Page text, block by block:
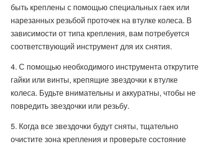
быть креплены с помощью специальных гаек или
нарезанных резьбой проточек на втулке колеса. В
зависимости от типа крепления, вам потребуется
соответствующий инструмент для их снятия.
4. С помощью необходимого инструмента открутите
гайки или винты, крепящие звездочки к втулке
колеса. Будьте внимательны и аккуратны, чтобы не
повредить звездочки или резьбу.
5. Когда все звездочки будут сняты, тщательно
очистите зона крепления и проверьте состояние